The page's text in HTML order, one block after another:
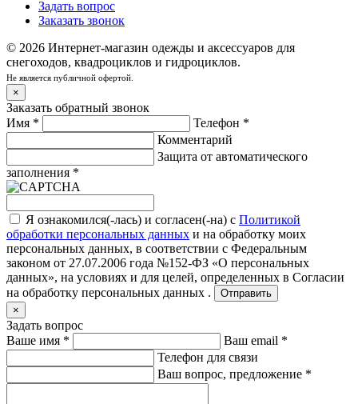
Задать вопрос
Заказать звонок
© 2026 Интернет-магазин одежды и аксессуаров для
снегоходов, квадроциклов и гидроциклов.
Не является публичной офертой.
×
Заказать обратный звонок
Имя * Телефон *
Комментарий
Защита от автоматического
заполнения *
Я ознакомился(-лась) и согласен(-на) с Политикой
обработки персональных данных и на обработку моих
персональных данных, в соответствии с Федеральным
законом от 27.07.2006 года №152-ФЗ «О персональных
данных», на условиях и для целей, определенных в Согласии
на обработку персональных данных .
Отправить
×
Задать вопрос
Ваше имя * Ваш email *
Телефон для связи
Ваш вопрос, предложение *